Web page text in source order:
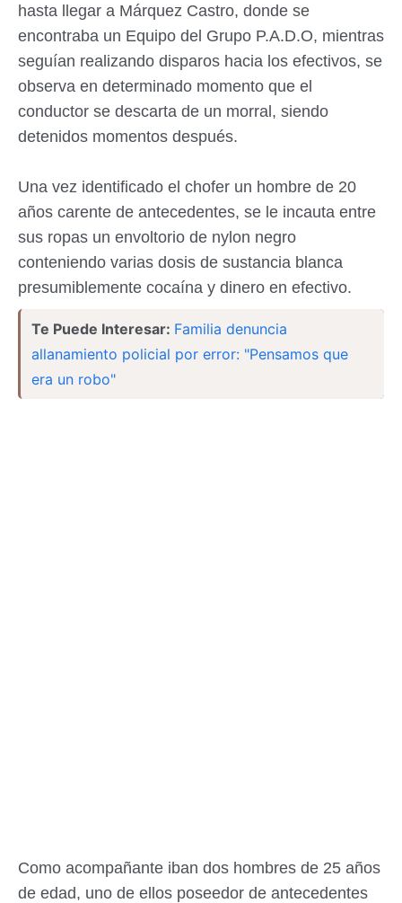
hasta llegar a Márquez Castro, donde se
encontraba un Equipo del Grupo P.A.D.O, mientras
seguían realizando disparos hacia los efectivos, se
observa en determinado momento que el
conductor se descarta de un morral, siendo
detenidos momentos después.
Una vez identificado el chofer un hombre de 20
años carente de antecedentes, se le incauta entre
sus ropas un envoltorio de nylon negro
conteniendo varias dosis de sustancia blanca
presumiblemente cocaína y dinero en efectivo.
Te Puede Interesar: Familia denuncia
allanamiento policial por error: "Pensamos que
era un robo"
Como acompañante iban dos hombres de 25 años
de edad, uno de ellos poseedor de antecedentes